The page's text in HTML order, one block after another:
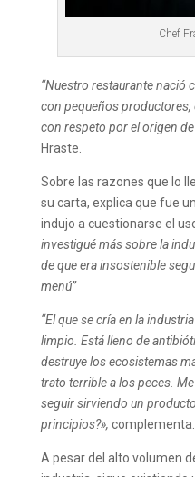
Chef
“Nuestro restaurante nació
con pequeños
con respeto por el origen
Hraste.
Sobre las razones que lo
su carta, explica que fue
indujo a cuestionarse el
investigué más sobre la
de que era insostenible
menú”
“El que se cría en la
limpio. Está lleno de
destruye los ecosistemas
trato terrible a los peces.
seguir sirviendo un
principios?», complementa.
A pesar del alto volumen